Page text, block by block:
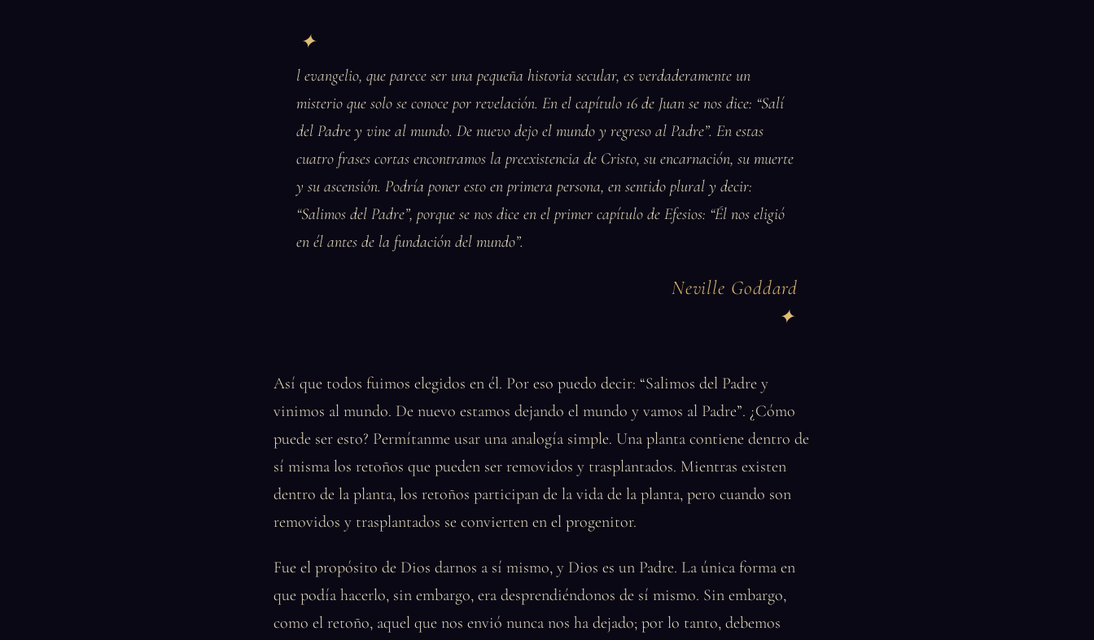
l evangelio, que parece ser una pequeña historia secular, es verdaderamente un
misterio que solo se conoce por revelación. En el capítulo 16 de Juan se nos dice: “Salí
del Padre y vine al mundo. De nuevo dejo el mundo y regreso al Padre”. En estas
cuatro frases cortas encontramos la preexistencia de Cristo, su encarnación, su muerte
y su ascensión. Podría poner esto en primera persona, en sentido plural y decir:
“Salimos del Padre”, porque se nos dice en el primer capítulo de Efesios: “Él nos eligió
en él antes de la fundación del mundo”.
Neville Goddard
Así que todos fuimos elegidos en él. Por eso puedo decir: “Salimos del Padre y
vinimos al mundo. De nuevo estamos dejando el mundo y vamos al Padre”. ¿Cómo
puede ser esto? Permítanme usar una analogía simple. Una planta contiene dentro de
sí misma los retoños que pueden ser removidos y trasplantados. Mientras existen
dentro de la planta, los retoños participan de la vida de la planta, pero cuando son
removidos y trasplantados se convierten en el progenitor.
Fue el propósito de Dios darnos a sí mismo, y Dios es un Padre. La única forma en
que podía hacerlo, sin embargo, era desprendiéndonos de sí mismo. Sin embargo,
como el retoño, aquel que nos envió nunca nos ha dejado; por lo tanto, debemos